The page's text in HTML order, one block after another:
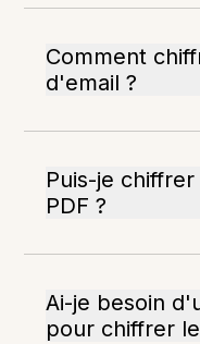
Comment
d'email ?
Puis-je
PDF ?
Ai-je besoin
pour chiffrer